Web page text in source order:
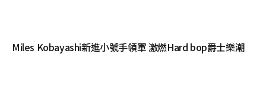
Miles Kobayashi新進小號手領軍 激燃Hard bop爵士樂潮